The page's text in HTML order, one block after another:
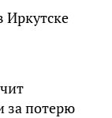
Иркутске
за потерю